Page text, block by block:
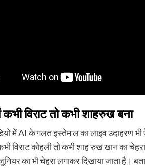
कभी विराट तो कभी शाहरुख बना
में AI के गलत इस्तेमाल का लाइव उदाहरण
विराट कोहली तो कभी शाह रुख खान का
जूनियर का भी चेहरा लगाकर दिखाया जाता